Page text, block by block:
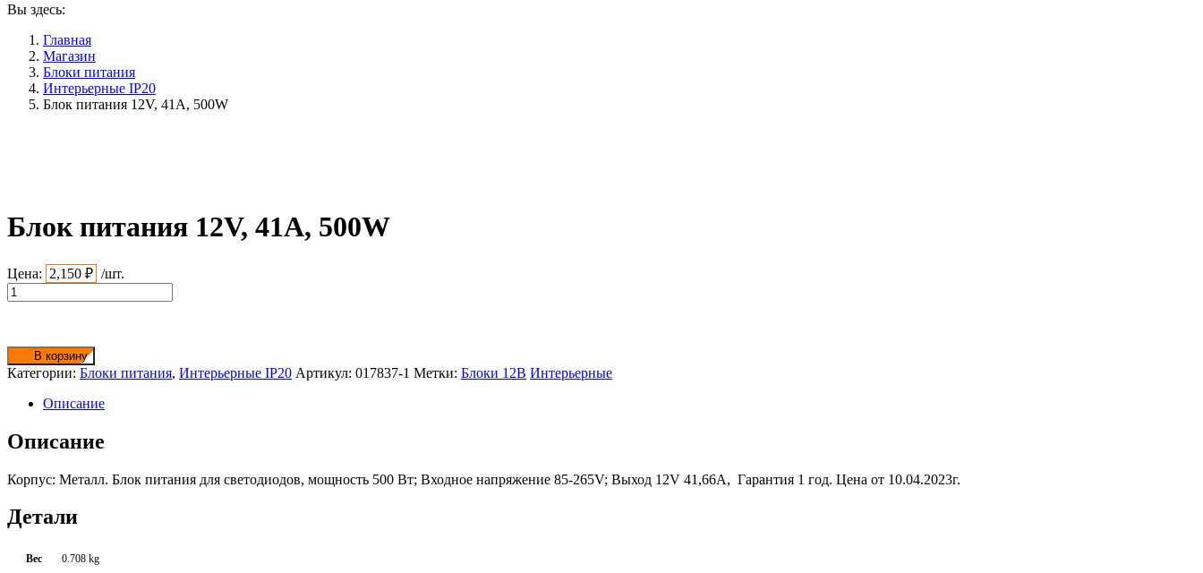
Вы здесь:
Главная
Магазин
Блоки питания
Интерьерные IP20
Блок питания 12V, 41A, 500W
Блок питания 12V, 41A, 500W
Цена: 2,150 ₽ /шт.
Количество
товара
41A,
В корзину
Категории: Блоки питания, Интерьерные IP20 Артикул: 017837-1 Метки: Блоки 12В Интерьерные
Описание
Описание
Корпус: Металл. Блок питания для светодиодов, мощность 500 Вт; Входное напряжение 85-265V; Выход 12V 41,66A, Гарантия 1 год. Цена от 10.04.2023г.
Детали
Вес
0.708 kg